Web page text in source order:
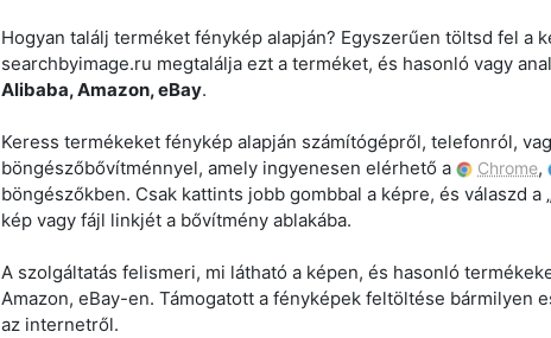
Hogyan találj terméket fénykép alapján? Egyszerűen töltsd fel a
searchbyimage.ru megtalálja ezt a terméket, és hasonló vagy
Alibaba, Amazon, eBay.
Keress termékeket fénykép alapján számítógépről, telefonról,
böngészőbővítménnyel, amely ingyenesen elérhető a
Chrome,
böngészőkben. Csak kattints jobb gombbal a képre, és válaszd
kép vagy fájl linkjét a bővítmény ablakába.
A szolgáltatás felismeri, mi látható a képen, és hasonló
Amazon, eBay-en. Támogatott a fényképek feltöltése
az internetről.